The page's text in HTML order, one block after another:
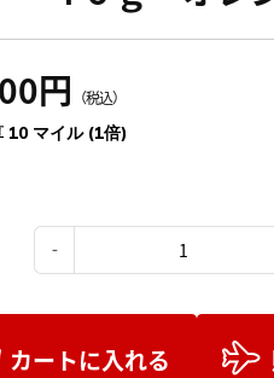
円 （税込）
10 マイル (1倍)
カートに入れる